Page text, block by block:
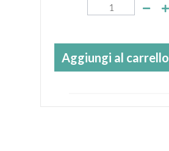
Aggiungi al carrello